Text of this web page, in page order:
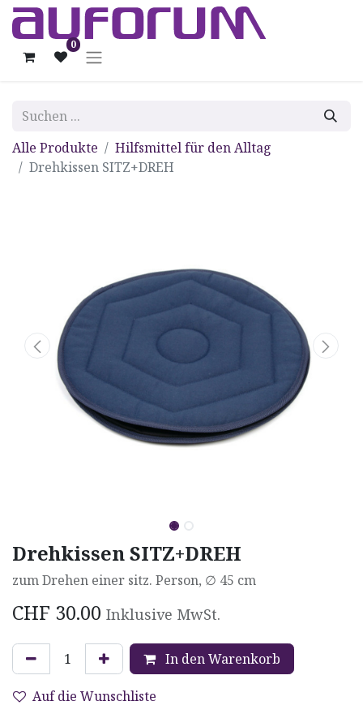
0
Alle Produkte
Hilfsmittel für den Alltag
Drehkissen SITZ+DREH
Drehkissen SITZ+DREH
zum Drehen einer sitz. Person, ∅ 45 cm
CHF 30.00 Inklusive MwSt.
In den Warenkorb
Auf die Wunschliste